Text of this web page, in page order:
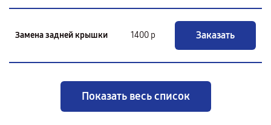
Замена задней крышки 1400 р Заказать
Показать весь список